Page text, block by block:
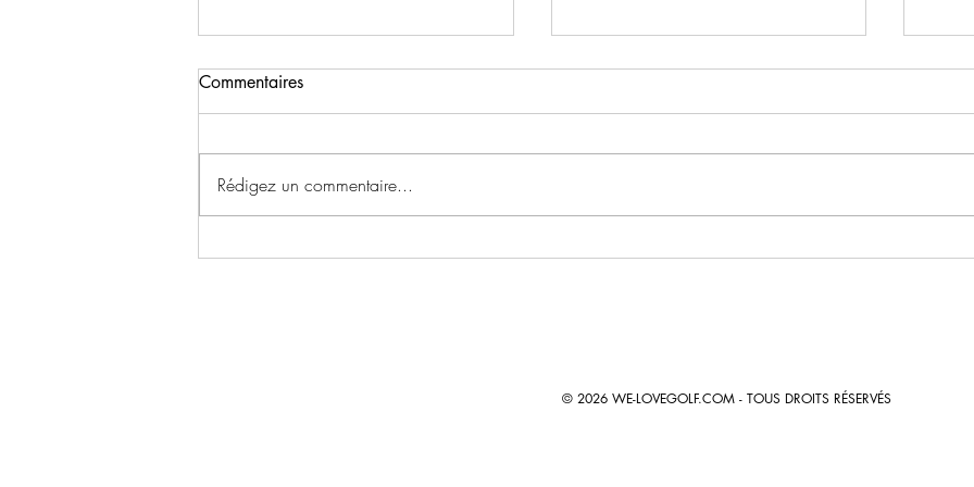
Commentaires
Rédigez un commentaire...
© 2026 WE-LOVEGOLF.COM - TOUS DROITS RÉSERVÉS